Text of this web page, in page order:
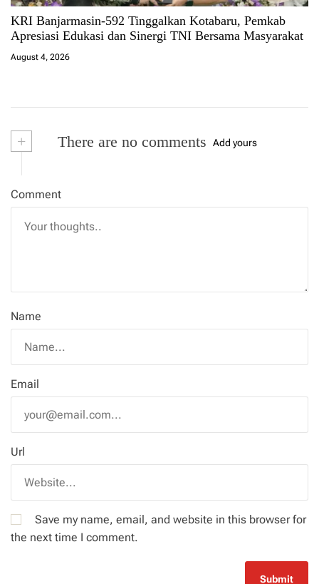
KRI Banjarmasin-592 Tinggalkan Kotabaru, Pemkab
Apresiasi Edukasi dan Sinergi TNI Bersama Masyarakat
August 4, 2026
+ There are no comments Add yours
Comment
Name
Email
Url
Save my name, email, and website in this browser for
the next time I comment.